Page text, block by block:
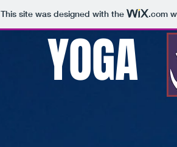
This site was designed with the .com
YOGA